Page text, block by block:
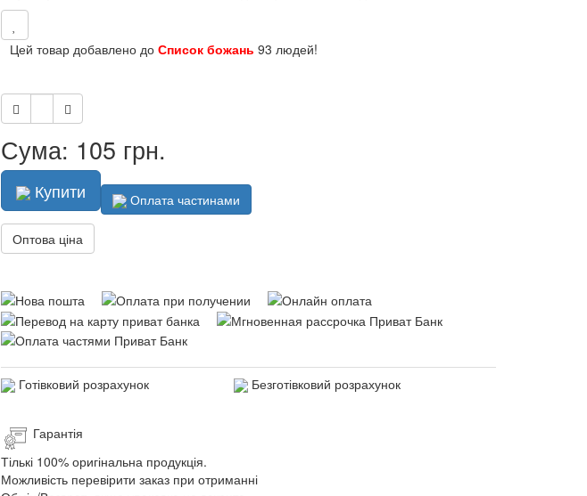
Цей товар добавлено до Список божань 93 людей!
Сума: 105 грн.
Купити Оплата частинами
Оптова ціна
Готівковий розрахунок Безготівковий розрахунок
Гарантія
Тількі 100% оригінальна продукція.
Можливість перевірити заказ при отриманні